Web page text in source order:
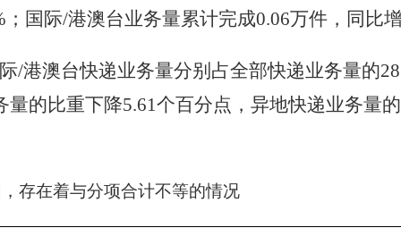
；国际/港澳台业务量累计完成0.06万件，同比增
/港澳台快递业务量分别占全部快递业务量的
的比重下降5.61个百分点，异地快递业务量
存在着与分项合计不等的情况